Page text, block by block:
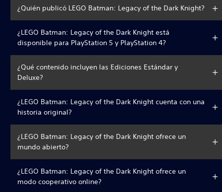
¿Quién publicó LEGO Batman: Legacy of the Dark Knight?
¿LEGO Batman: Legacy of the Dark Knight está
disponible para PlayStation 5 y PlayStation 4?
¿Qué contenido incluyen las Ediciones Estándar y
Deluxe?
¿LEGO Batman: Legacy of the Dark Knight cuenta con una
historia original?
¿LEGO Batman: Legacy of the Dark Knight ofrece un
mundo abierto?
¿LEGO Batman: Legacy of the Dark Knight ofrece un
modo cooperativo online?